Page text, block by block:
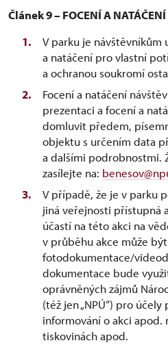
Článek 9 – FOCENÍ A NATÁČENÍ
V parku je návštěvníkům
a natáčení pro vlastní
a ochranou soukromí
Focení a natáčení
prezentaci a focení a
domluvit předem,
objektu s určením data
a dalšími podrobnostmi.
zasílejte na:
V případě, že je v parku
jiná veřejnosti přístupná
účastí na této akci na
v průběhu akce může
fotodokumentace/
dokumentace bude
oprávněných zájmů
(též jen „NPÚ“) pro
informování o akci apod.
tiskovinách apod.